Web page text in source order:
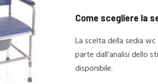
Come scegliere la
La scelta della sedia
parte dall’analisi dello
disponibile.